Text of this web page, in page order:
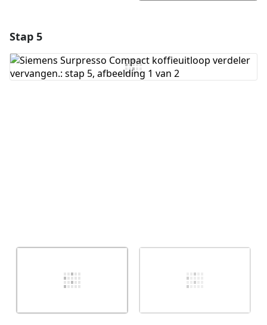
Voeg opmerking toe
Stap 5